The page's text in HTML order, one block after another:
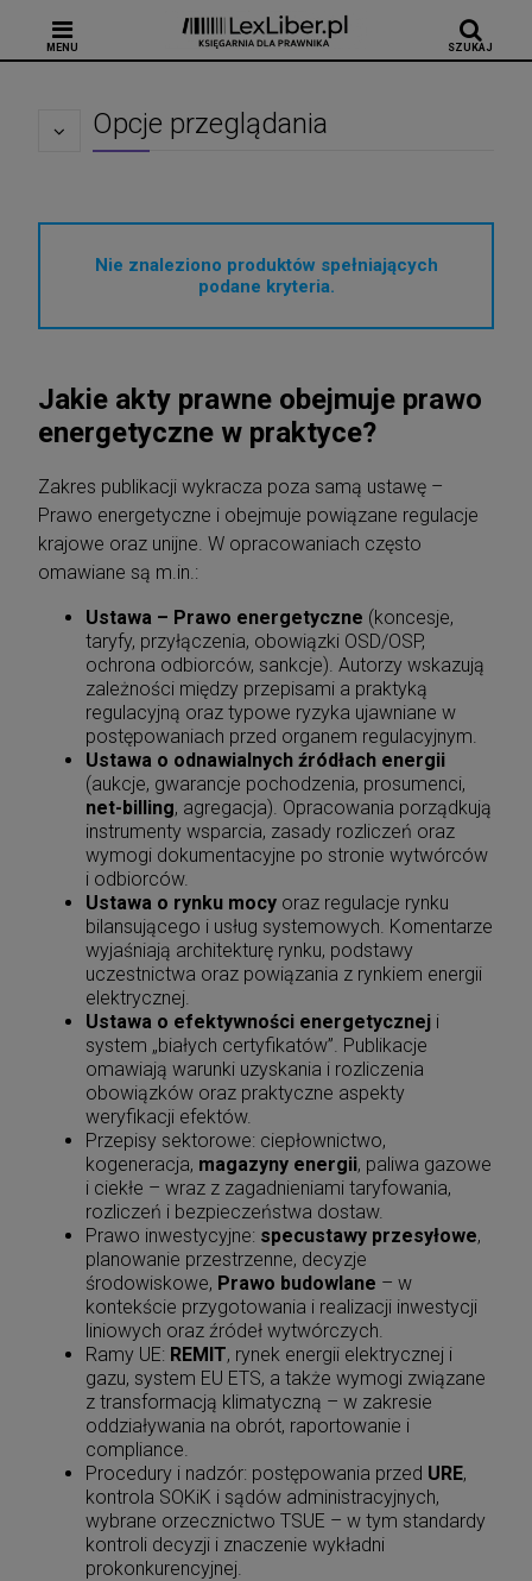
MENU SZUKAJ
Opcje przeglądania
Nie znaleziono produktów spełniających
podane kryteria.
Jakie akty prawne obejmuje prawo
energetyczne w praktyce?
Zakres publikacji wykracza poza samą ustawę –
Prawo energetyczne i obejmuje powiązane regulacje
krajowe oraz unijne. W opracowaniach często
omawiane są m.in.:
Ustawa – Prawo energetyczne (koncesje,
taryfy, przyłączenia, obowiązki OSD/OSP,
ochrona odbiorców, sankcje). Autorzy wskazują
zależności między przepisami a praktyką
regulacyjną oraz typowe ryzyka ujawniane w
postępowaniach przed organem regulacyjnym.
Ustawa o odnawialnych źródłach energii
(aukcje, gwarancje pochodzenia, prosumenci,
net-billing, agregacja). Opracowania porządkują
instrumenty wsparcia, zasady rozliczeń oraz
wymogi dokumentacyjne po stronie wytwórców
i odbiorców.
Ustawa o rynku mocy oraz regulacje rynku
bilansującego i usług systemowych. Komentarze
wyjaśniają architekturę rynku, podstawy
uczestnictwa oraz powiązania z rynkiem energii
elektrycznej.
Ustawa o efektywności energetycznej i
system „białych certyfikatów”. Publikacje
omawiają warunki uzyskania i rozliczenia
obowiązków oraz praktyczne aspekty
weryfikacji efektów.
Przepisy sektorowe: ciepłownictwo,
kogeneracja, magazyny energii, paliwa gazowe
i ciekłe – wraz z zagadnieniami taryfowania,
rozliczeń i bezpieczeństwa dostaw.
Prawo inwestycyjne: specustawy przesyłowe,
planowanie przestrzenne, decyzje
środowiskowe, Prawo budowlane – w
kontekście przygotowania i realizacji inwestycji
liniowych oraz źródeł wytwórczych.
Ramy UE: REMIT, rynek energii elektrycznej i
gazu, system EU ETS, a także wymogi związane
z transformacją klimatyczną – w zakresie
oddziaływania na obrót, raportowanie i
compliance.
Procedury i nadzór: postępowania przed URE,
kontrola SOKiK i sądów administracyjnych,
wybrane orzecznictwo TSUE – w tym standardy
kontroli decyzji i znaczenie wykładni
prokonkurencyjnej.